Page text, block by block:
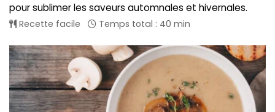
pour sublimer les saveurs automnales et hivernales.
Recette facile Temps total : 40 min